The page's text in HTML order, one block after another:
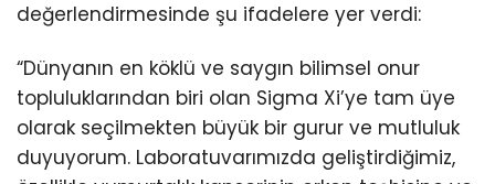
değerlendirmesinde şu ifadelere yer verdi:
“Dünyanın en köklü ve saygın bilimsel onur
topluluklarından biri olan Sigma Xi’ye tam üye
olarak seçilmekten büyük bir gurur ve mutluluk
duyuyorum. Laboratuvarımızda geliştirdiğimiz,